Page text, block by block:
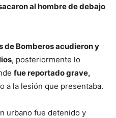
al hombre de debajo
de Bomberos acudieron y
, posteriormente lo
fue reportado grave,
a la lesión que presentaba.
urbano fue detenido y